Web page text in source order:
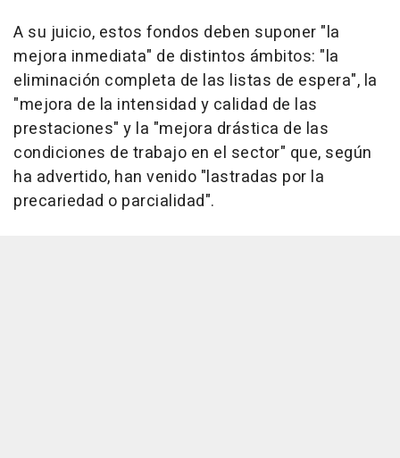
A su juicio, estos fondos deben suponer "la
mejora inmediata" de distintos ámbitos: "la
eliminación completa de las listas de espera", la
"mejora de la intensidad y calidad de las
prestaciones" y la "mejora drástica de las
condiciones de trabajo en el sector" que, según
ha advertido, han venido "lastradas por la
precariedad o parcialidad".